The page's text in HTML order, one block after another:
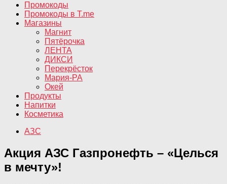
Промокоды
Промокоды в T.me
Магазины
Магнит
Пятёрочка
ЛЕНТА
ДИКСИ
Перекрёсток
Мария-РА
Окей
Продукты
Напитки
Косметика
АЗС
Акция АЗС Газпронефть – «Целься
в мечту»!